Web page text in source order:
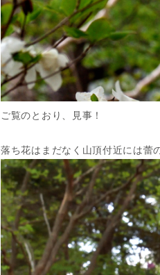
ご覧のとおり、見事！
落ち花はまだなく山頂付近には蕾